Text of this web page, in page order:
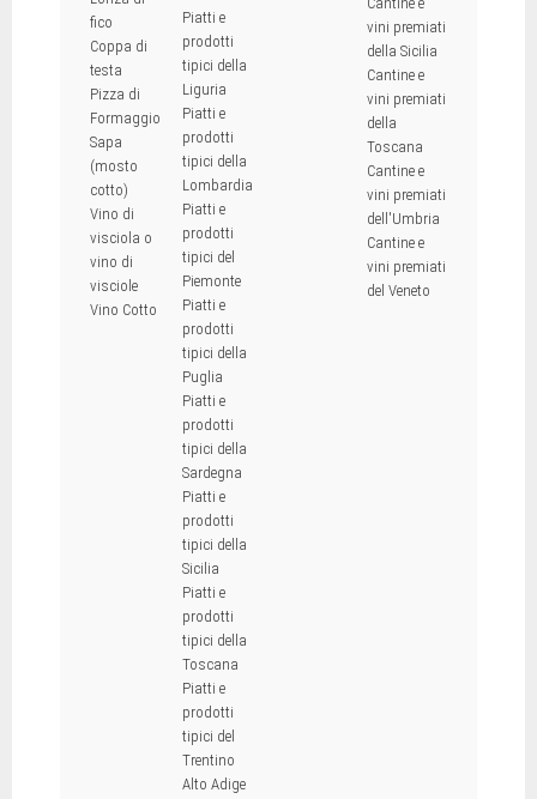
fico
Coppa di
testa
Pizza di
Formaggio
Sapa
(mosto
cotto)
Vino di
visciola o
vino di
visciole
Vino Cotto
Piatti e
prodotti
tipici della
Liguria
Piatti e
prodotti
tipici della
Lombardia
Piatti e
prodotti
tipici del
Piemonte
Piatti e
prodotti
tipici della
Puglia
Piatti e
prodotti
tipici della
Sardegna
Piatti e
prodotti
tipici della
Sicilia
Piatti e
prodotti
tipici della
Toscana
Piatti e
prodotti
tipici del
Trentino
Alto Adige
vini premiati
della Sicilia
Cantine e
vini premiati
della
Toscana
Cantine e
vini premiati
dell'Umbria
Cantine e
vini premiati
del Veneto